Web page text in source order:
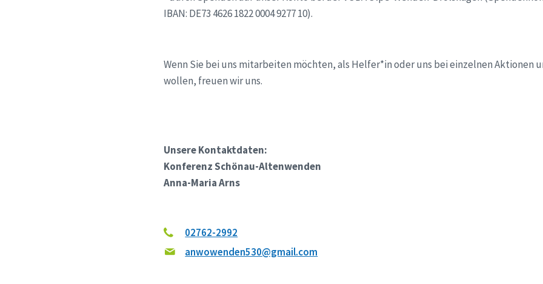
IBAN: DE73 4626 1822 0004 9277 10).
Wenn Sie bei uns mitarbeiten möchten, als Helfer*in oder uns bei einzelnen Aktionen
wollen, freuen wir uns.
Unsere Kontaktdaten:
Konferenz Schönau-Altenwenden
Anna-Maria Arns
02762-2992
anwowenden530@gmail.com